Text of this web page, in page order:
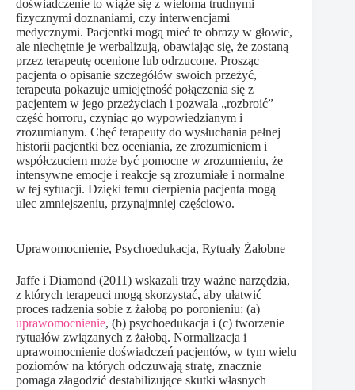
doświadczenie to wiąże się z wieloma trudnymi
fizycznymi doznaniami, czy interwencjami
medycznymi. Pacjentki mogą mieć te obrazy w głowie,
ale niechętnie je werbalizują, obawiając się, że zostaną
przez terapeutę ocenione lub odrzucone. Prosząc
pacjenta o opisanie szczegółów swoich przeżyć,
terapeuta pokazuje umiejętność połączenia się z
pacjentem w jego przeżyciach i pozwala „rozbroić”
część horroru, czyniąc go wypowiedzianym i
zrozumianym. Chęć terapeuty do wysłuchania pełnej
historii pacjentki bez oceniania, ze zrozumieniem i
współczuciem może być pomocne w zrozumieniu, że
intensywne emocje i reakcje są zrozumiałe i normalne
w tej sytuacji. Dzięki temu cierpienia pacjenta mogą
ulec zmniejszeniu, przynajmniej częściowo.
Uprawomocnienie, Psychoedukacja, Rytuały Żałobne
Jaffe i Diamond (2011) wskazali trzy ważne narzędzia,
z których terapeuci mogą skorzystać, aby ułatwić
proces radzenia sobie z żałobą po poronieniu: (a)
uprawomocnienie, (b) psychoedukacja i (c) tworzenie
rytuałów związanych z żałobą. Normalizacja i
uprawomocnienie doświadczeń pacjentów, w tym wielu
poziomów na których odczuwają stratę, znacznie
pomaga złagodzić destabilizujące skutki własnych